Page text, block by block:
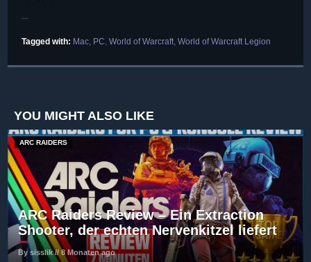
Tagged with: Mac, PC, World of Warcraft, World of Warcraft Legion
YOU MIGHT ALSO LIKE
ARC RAIDERS
ARC Raiders Review – Ein Extraction
Shooter, der echten Nervenkitzel liefert
By sisslik // 8 Monaten ago